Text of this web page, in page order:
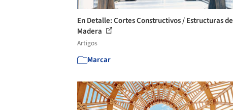
En Detalle: Cortes Constructivos / Estructuras de
Madera
Artigos
Marcar